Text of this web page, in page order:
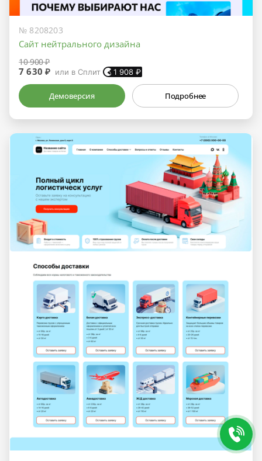
№ 8208203
Сайт нейтрального дизайна
10 900 ₽
7 630 ₽ или в Сплит 1 908 ₽
Демоверсия Подробнее